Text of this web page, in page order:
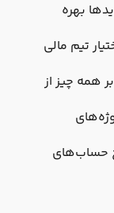
بهره
تیم مالی
همه چیز از
حساب‌های